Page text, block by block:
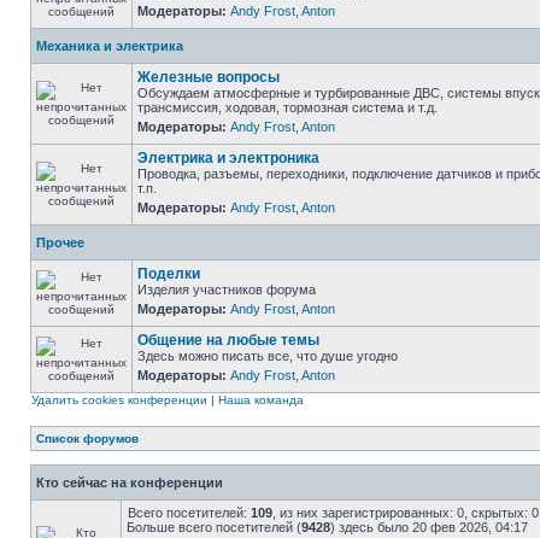
Модераторы: Andy Frost Anton
Механика и электрика
Железные вопросы
Обсуждаем атмосферные и турбированные ДВС, системы
трансмиссия, ходовая, тормозная система и т.д.
Модераторы: Andy Frost Anton
Электрика и электроника
Проводка, разъемы, переходники, подключение датчиков и
т.п.
Модераторы: Andy Frost Anton
Прочее
Поделки
Изделия участников форума
Модераторы: Andy Frost Anton
Общение на любые темы
Здесь можно писать все, что душе угодно
Модераторы: Andy Frost Anton
Удалить cookies конференции | Наша команда
Список форумов
Кто сейчас на конференции
Всего посетителей: 109 , из них зарегистрированных: 0, скрытых:
Больше всего посетителей (9428) здесь было 20 фев 2026, 04:17